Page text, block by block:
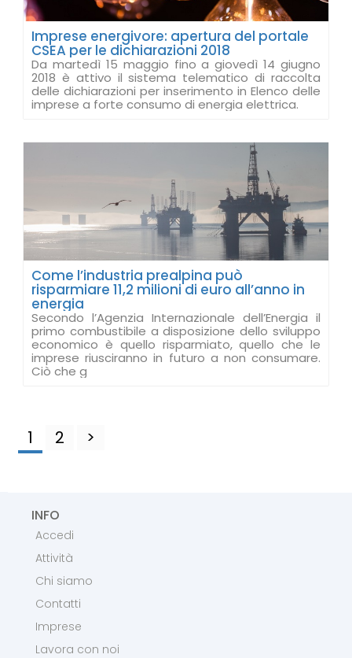
Imprese energivore: apertura del portale
CSEA per le dichiarazioni 2018
Da martedì 15 maggio fino a giovedì 14 giugno
2018 è attivo il sistema telematico di raccolta
delle dichiarazioni per inserimento in Elenco delle
imprese a forte consumo di energia elettrica.
Come l’industria prealpina può
risparmiare 11,2 milioni di euro all’anno in
energia
Secondo l’Agenzia Internazionale dell’Energia il
primo combustibile a disposizione dello sviluppo
economico è quello risparmiato, quello che le
imprese riusciranno in futuro a non consumare.
Ciò che g
1 2 >
INFO
Accedi
Attività
Chi siamo
Contatti
Imprese
Lavora con noi